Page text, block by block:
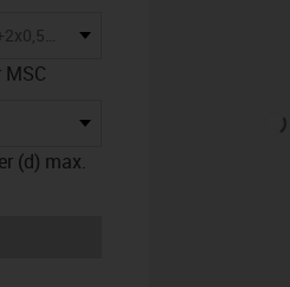
(2x(2x0,25)+2x0,5)C
(d) max.